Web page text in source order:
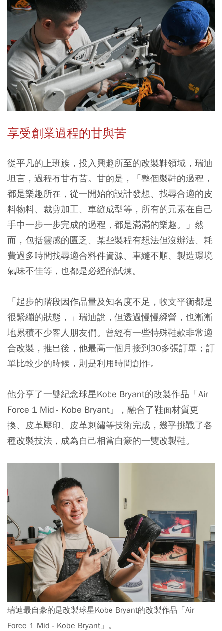
享受創業過程的甘與苦
從平凡的上班族，投入興趣所至的改製鞋領域，瑞迪
坦言，過程有甘有苦。甘的是，「整個製鞋的過程，
都是樂趣所在，從一開始的設計發想、找尋合適的皮
料物料、裁剪加工、車縫成型等，所有的元素在自己
手中一步一步完成的過程，都是滿滿的樂趣。」然
而，包括靈感的匱乏、某些製程有想法但沒辦法、耗
費過多時間找尋適合料件資源、車縫不順、製造環境
氣味不佳等，也都是必經的試煉。
「起步的階段因作品量及知名度不足，收支平衡都是
很緊繃的狀態，」瑞迪說，但透過慢慢經營，也漸漸
地累積不少客人朋友們。曾經有一些特殊鞋款非常適
合改製，推出後，他最高一個月接到30多張訂單；訂
單比較少的時候，則是利用時間創作。
他分享了一雙紀念球星Kobe Bryant的改製作品「Air
Force 1 Mid - Kobe Bryant」，融合了鞋面材質更
換、皮革壓印、皮革刺繡等技術完成，幾乎挑戰了各
種改製技法，成為自己相當自豪的一雙改製鞋。
瑞迪最自豪的是改製球星Kobe Bryant的改製作品「Air
Force 1 Mid - Kobe Bryant」。